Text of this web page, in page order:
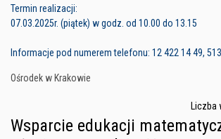
Termin realizacji:
07.03.2025r. (piątek) w godz. od 10.00 do 13.15
Informacje pod numerem telefonu: 12 422 14 49,
Ośrodek w Krakowie
Liczba
Wsparcie edukacji